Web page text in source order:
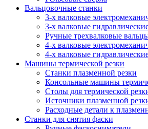
Вальцовочные станки
3-х валковые
3-х валковые
Ручные трехвалковые
4-х валковые
4-х валковые
Машины термической резки
Станки плазменной резки
Консольные машины
Столы для термической
Источники плазменной
Расходные детали к
Станки для снятия фаски